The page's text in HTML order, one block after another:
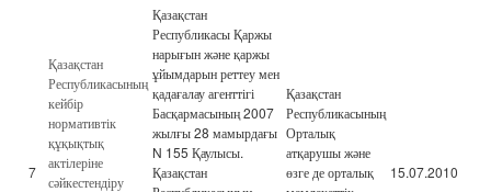
7
Қазақстан
Республикасының
кейбір
нормативтік
құқықтық
актілеріне
сәйкестендіру
Қазақстан
Республикасы Қаржы
нарығын және қаржы
ұйымдарын реттеу мен
қадағалау агенттігі
Басқармасының 2007
жылғы 28 мамырдағы
N 155 Қаулысы.
Қазақстан
Қазақстан
Республикасының
Орталық
атқарушы және
өзге де орталық
15.07.2010